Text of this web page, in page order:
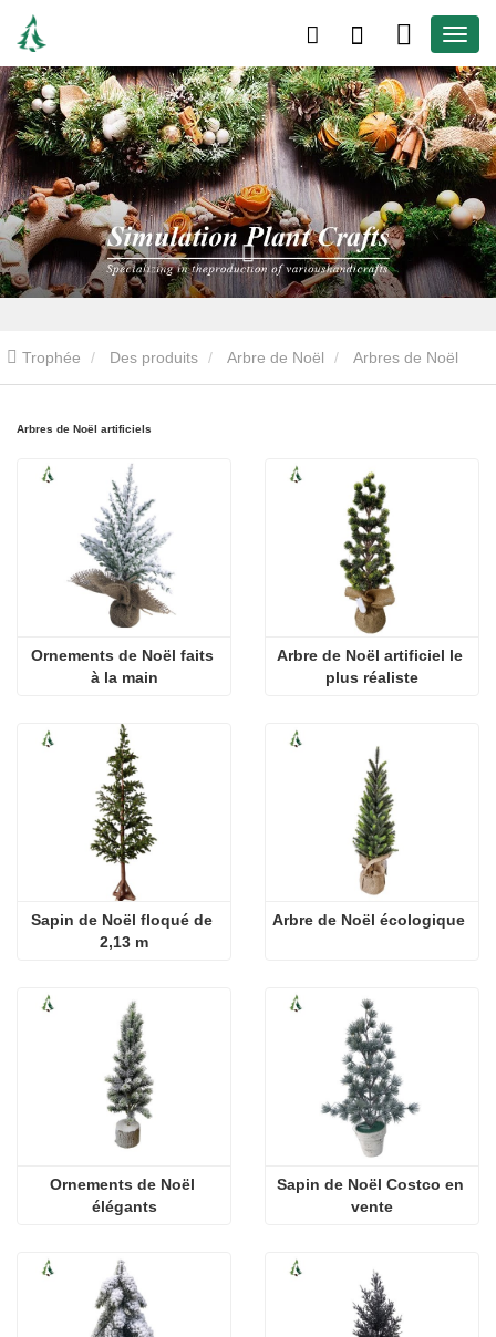
Trophée Des produits Arbre de Noël
Arbres de Noël artificiels
Ornements de Noël faits
à la main
Arbre de Noël artificiel le
plus réaliste
Sapin de Noël floqué de
2,13 m
Arbre de Noël écologique
Ornements de Noël
élégants
Sapin de Noël Costco en
vente